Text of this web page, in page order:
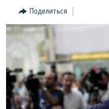
Вернутся
поиску
МИГРАНТ МЕДИА
Поделиться